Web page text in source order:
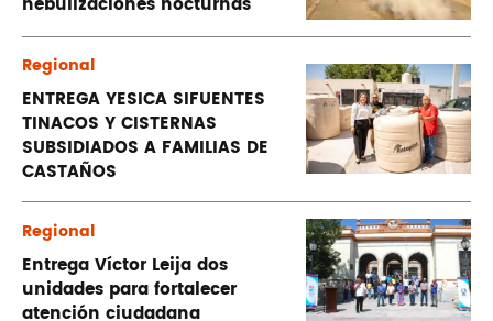
Regional
ENTREGA YESICA SIFUENTES
TINACOS Y CISTERNAS
SUBSIDIADOS A FAMILIAS DE
CASTAÑOS
Regional
Entrega Víctor Leija dos
unidades para fortalecer
atención ciudadana